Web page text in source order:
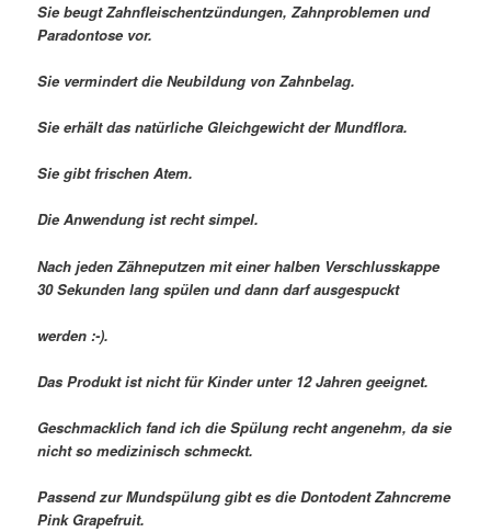
Sie beugt Zahnfleischentzündungen, Zahnproblemen und
Paradontose vor.
Sie vermindert die Neubildung von Zahnbelag.
Sie erhält das natürliche Gleichgewicht der Mundflora.
Sie gibt frischen Atem.
Die Anwendung ist recht simpel.
Nach jeden Zähneputzen mit einer halben Verschlusskappe
30 Sekunden lang spülen und dann darf ausgespuckt
werden :-).
Das Produkt ist nicht für Kinder unter 12 Jahren geeignet.
Geschmacklich fand ich die Spülung recht angenehm, da sie
nicht so medizinisch schmeckt.
Passend zur Mundspülung gibt es die Dontodent Zahncreme
Pink Grapefruit.